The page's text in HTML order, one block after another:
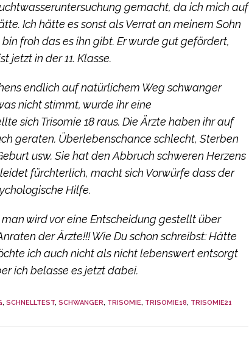
gemacht, da ich mich auf
Ich hätte es sonst als Verrat an meinem Sohn
froh das es ihn gibt. Er wurde gut gefördert,
jetzt in der 11. Klasse.
endlich auf natürlichem Weg schwanger
nicht stimmt, wurde ihr eine
sich Trisomie 18 raus. Die Ärzte haben ihr auf
geraten. Überlebenschance schlecht, Sterben
usw. Sie hat den Abbruch schweren Herzens
fürchterlich, macht sich Vorwürfe dass der
Hilfe.
wird vor eine Entscheidung gestellt über
der Ärzte!!! Wie Du schon schreibst: Hätte
ich auch nicht als nicht lebenswert entsorgt
ich belasse es jetzt dabei.
, SCHNELLTEST, SCHWANGER, TRISOMIE, TRISOMIE18, TRISOMIE21